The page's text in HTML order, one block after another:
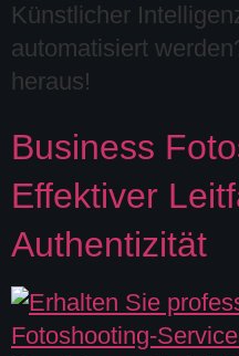
Künstlicher
automatisiert
heraus!
Business
Effektiver
Authentizität